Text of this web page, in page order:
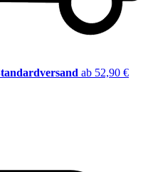
ab 52,90 €